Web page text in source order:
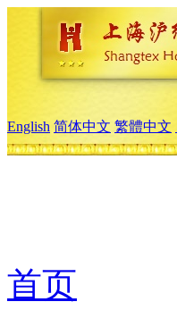
English 简体中文 繁體中文
首页